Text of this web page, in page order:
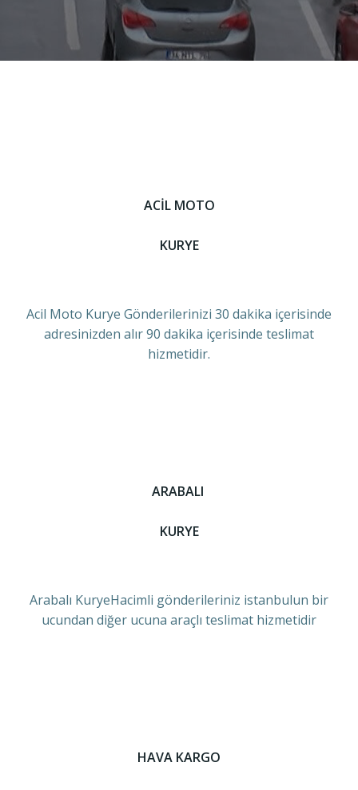
ACİL MOTO
KURYE
Acil Moto Kurye Gönderilerinizi 30 dakika içerisinde
adresinizden alır 90 dakika içerisinde teslimat
hizmetidir.
ARABALI
KURYE
Arabalı KuryeHacimli gönderileriniz istanbulun bir
ucundan diğer ucuna araçlı teslimat hizmetidir
HAVA KARGO